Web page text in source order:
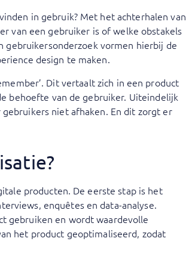
in gebruik? Met het achterhalen van
van een gebruiker is of welke obstakels
gebruikersonderzoek vormen hierbij de
design te maken.
Dit vertaalt zich in een product
behoefte van de gebruiker. Uiteindelijk
niet afhaken. En dit zorgt er
producten. De eerste stap is het
enquêtes en data-analyse.
gebruiken en wordt waardevolle
het product geoptimaliseerd, zodat